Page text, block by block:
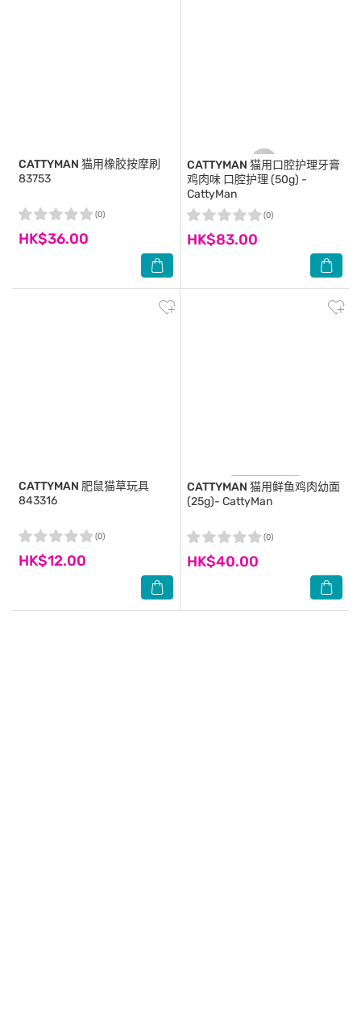
CATTYMAN 猫用橡胶按摩刷
83753
HK$36.00
(0)
CATTYMAN 猫用口腔护理牙膏
鸡肉味 口腔护理 (50g) -
CattyMan
HK$83.00
(0)
CATTYMAN 肥鼠猫草玩具
843316
HK$12.00
(0)
CATTYMAN 猫用鲜鱼鸡肉幼面
(25g)- CattyMan
HK$40.00
(0)